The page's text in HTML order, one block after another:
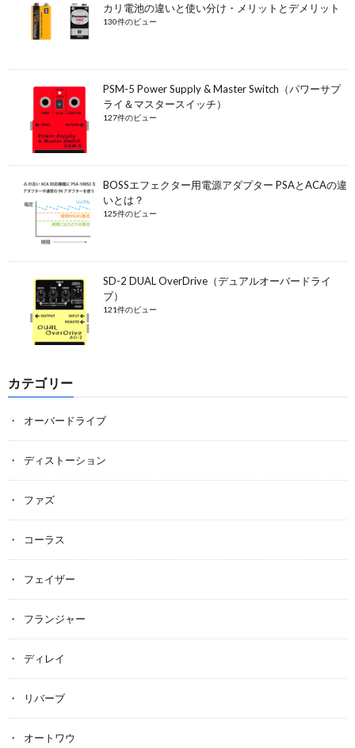
カリ電池の違いと使い分け・メリットとデメリット
130件のビュー
PSM-5 Power Supply & Master Switch（パワーサプ
ライ＆マスタースイッチ）
127件のビュー
BOSSエフェクター用電源アダプター PSAとACAの違
いとは？
125件のビュー
SD-2 DUAL OverDrive（デュアルオーバードライ
ブ）
121件のビュー
カテゴリー
オーバードライブ
ディストーション
ファズ
コーラス
フェイザー
フランジャー
ディレイ
リバーブ
オートワウ